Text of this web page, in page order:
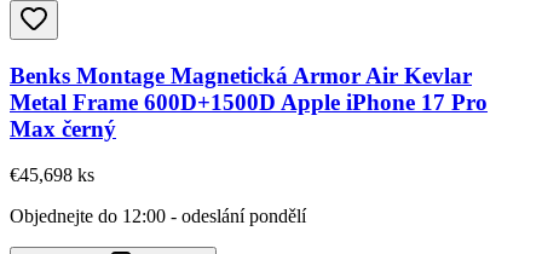
Benks Montage Magnetická Armor Air Kevlar
Metal Frame 600D+1500D Apple iPhone 17 Pro
Max černý
€45,698 ks
Objednejte do 12:00 - odeslání pondělí